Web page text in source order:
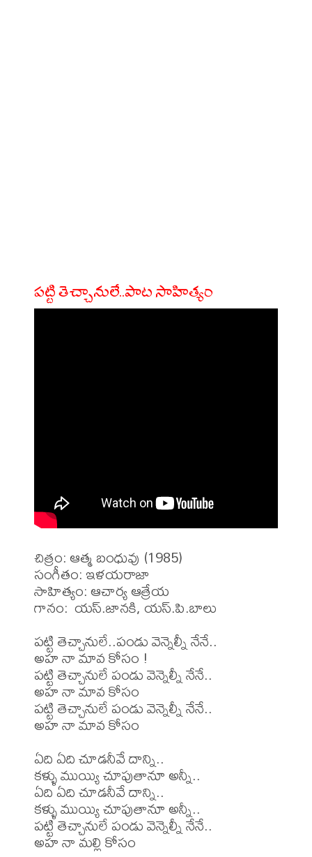
పట్టి తెచ్చానులే..పాట సాహిత్యం
చిత్రం: ఆత్మ బంధువు (1985)
సంగీతం: ఇళయరాజా
సాహిత్యం: ఆచార్య ఆత్రేయ
గానం:  యస్.జానకి, యస్.పి.బాలు
పట్టి తెచ్చానులే..పండు వెన్నెల్నీ నేనే..
అహ నా మావ కోసం !
పట్టి తెచ్చానులే పండు వెన్నెల్నీ నేనే..
అహ నా మావ కోసం
పట్టి తెచ్చానులే పండు వెన్నెల్నీ నేనే..
అహ నా మావ కోసం
ఏది ఏది చూడనీవే దాన్ని..
కళ్ళు ముయ్యి చూపుతానూ అన్నీ..
ఏది ఏది చూడనీవే దాన్ని..
కళ్ళు ముయ్యి చూపుతానూ అన్నీ..
పట్టి తెచ్చానులే పండు వెన్నెల్నీ నేనే..
అహ నా మల్లి కోసం